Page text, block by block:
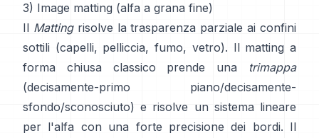
3) Image matting (alfa a grana fine)
Il Mattingrisolve la trasparenza parziale ai confini
sottili (capelli, pelliccia, fumo, vetro). Il matting a
forma chiusa
classico prende una trimappa
(decisamente-primo piano/decisamente-
sfondo/sconosciuto) e risolve un sistema lineare
per l'alfa con una forte precisione dei bordi. Il